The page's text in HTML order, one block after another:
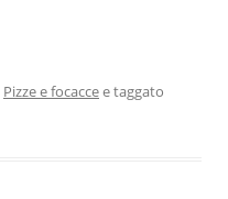
Pizze e focaccee taggato